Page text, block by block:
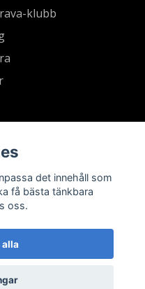
klubb
det innehåll som
få bästa tänkbara
oss.
alla